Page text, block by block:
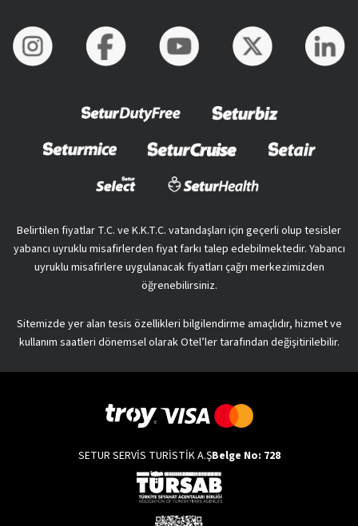
Belirtilen fiyatlar T.C. ve K.K.T.C. vatandaşları için geçerli olup tesisler
yabancı uyruklu misafirlerden fiyat farkı talep edebilmektedir. Yabancı
uyruklu misafirlere uygulanacak fiyatları çağrı merkezimizden
öğrenebilirsiniz.
Sitemizde yer alan tesis özellikleri bilgilendirme amaçlıdır, hizmet ve
kullanım saatleri dönemsel olarak Otel’ler tarafından değişitirilebilir.
SETUR SERVİS TURİSTİK A.ŞBelge No: 728